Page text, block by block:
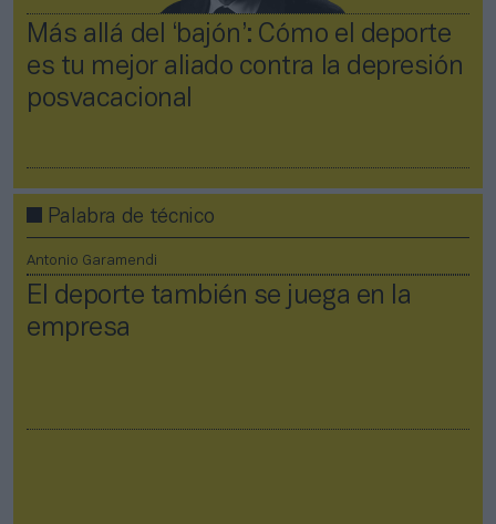
Más allá del ‘bajón’: Cómo el deporte
es tu mejor aliado contra la depresión
posvacacional
Palabra de técnico
Antonio Garamendi
El deporte también se juega en la
empresa